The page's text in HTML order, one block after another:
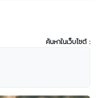
ค้นหาในเว็บไซต์ :